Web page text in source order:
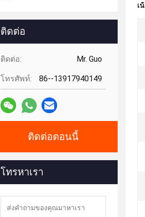
ติดต่อ
ติดต่อ: Mr. Guo
โทรศัพท์: 86--13917940149
ติดต่อตอนนี้
โทรหาเรา
เ